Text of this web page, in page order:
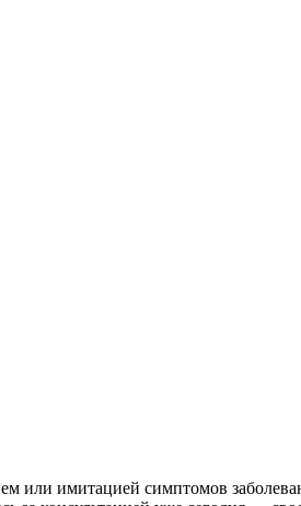
или имитацией симптомов